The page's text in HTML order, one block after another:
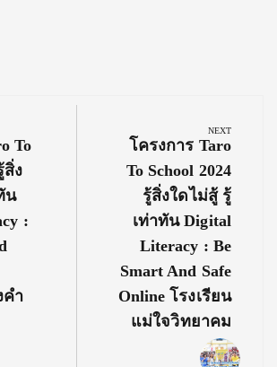
To
สิ่ง
น
:
คำ
NEXT
Next
Post:
โครงการ Taro
To School 2024
รู้สิ่งใดไม่สู้ รู้
เท่าทัน Digital
Literacy : Be
Smart And Safe
Online โรงเรียน
แม่ใจวิทยาคม